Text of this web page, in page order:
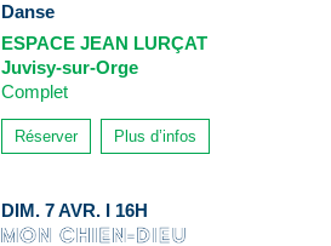
Danse
ESPACE JEAN LURÇAT
Juvisy-sur-Orge
Complet
Réserver Plus d’infos
DIM. 7 AVR. I 16H